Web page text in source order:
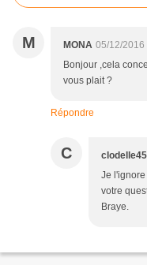
M MONA 05/12/2016
Bonjour ,cela
vous plait ?
Répondre
C clodelle45
Je
votre
Braye.